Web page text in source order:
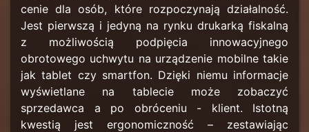
cenie dla osób, które rozpoczynają działalność.
Jest pierwszą i jedyną na rynku drukarką fiskalną
z możliwością podpięcia innowacyjnego
obrotowego uchwytu na urządzenie mobilne takie
jak tablet czy smartfon. Dzięki niemu informacje
wyświetlane na tablecie może zobaczyć
sprzedawca a po obróceniu - klient. Istotną
kwestią jest ergonomiczność – zestawiając